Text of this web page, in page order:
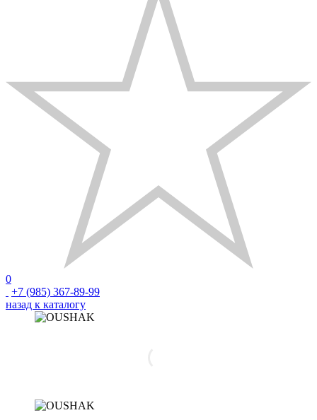
0
+7 (985) 367-89-99
назад к каталогу